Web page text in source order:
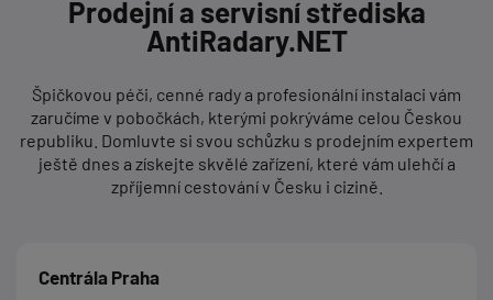
Prodejní a servisní střediska
AntiRadary.NET
Špičkovou péči, cenné rady a profesionální instalaci vám
zaručíme v pobočkách, kterými pokrýváme celou Českou
republiku. Domluvte si svou schůzku s prodejním expertem
ještě dnes a získejte skvělé zařízení, které vám ulehčí a
zpříjemní cestování v Česku i cizině.
Centrála Praha